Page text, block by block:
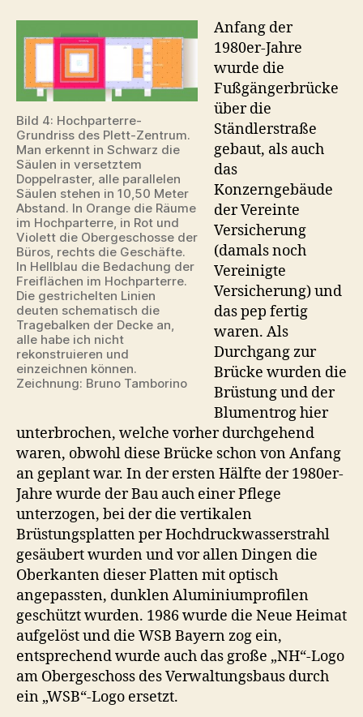
Bild 4: Hochparterre-
Grundriss des Plett-Zentrum.
Man erkennt in Schwarz die
Säulen in versetztem
Doppelraster, alle parallelen
Säulen stehen in 10,50 Meter
Abstand. In Orange die Räume
im Hochparterre, in Rot und
Violett die Obergeschosse der
Büros, rechts die Geschäfte.
In Hellblau die Bedachung der
Freiflächen im Hochparterre.
Die gestrichelten Linien
deuten schematisch die
Tragebalken der Decke an,
alle habe ich nicht
rekonstruieren und
einzeichnen können.
Zeichnung: Bruno Tamborino
Anfang der
1980er-Jahre
wurde die
Fußgängerbrücke
über die
Ständlerstraße
gebaut, als auch
das
Konzerngebäude
der Vereinte
Versicherung
(damals noch
Vereinigte
Versicherung) und
das pep fertig
waren. Als
Durchgang zur
Brücke wurden die
Brüstung und der
Blumentrog hier
unterbrochen, welche vorher durchgehend
waren, obwohl diese Brücke schon von Anfang
an geplant war. In der ersten Hälfte der 1980er-
Jahre wurde der Bau auch einer Pflege
unterzogen, bei der die vertikalen
Brüstungsplatten per Hochdruckwasserstrahl
gesäubert wurden und vor allen Dingen die
Oberkanten dieser Platten mit optisch
angepassten, dunklen Aluminiumprofilen
geschützt wurden. 1986 wurde die Neue Heimat
aufgelöst und die WSB Bayern zog ein,
entsprechend wurde auch das große „NH“-Logo
am Obergeschoss des Verwaltungsbaus durch
ein „WSB“-Logo ersetzt.